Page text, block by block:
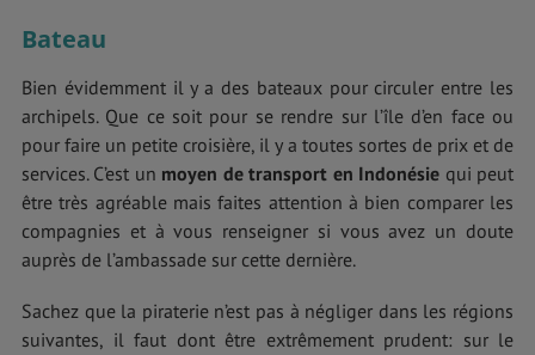
Bateau
Bien évidemment il y a des bateaux pour circuler entre les
archipels. Que ce soit pour se rendre sur l’île d’en face ou
pour faire un petite croisière, il y a toutes sortes de prix et de
services. C’est un moyen de transport en Indonésie qui peut
être très agréable mais faites attention à bien comparer les
compagnies et à vous renseigner si vous avez un doute
auprès de l’ambassade sur cette dernière.
Sachez que la piraterie n’est pas à négliger dans les régions
suivantes, il faut dont être extrêmement prudent: sur le